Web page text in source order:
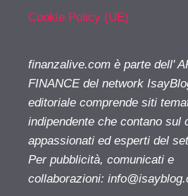
Cookie Policy (UE)
finanzalive.com è parte dell'
FINANCE del network
editoriale comprende siti
indipendente che contano sul
appassionati ed esperti del
Per pubblicità, comunicati e
collaborazioni: